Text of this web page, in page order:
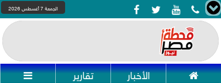
    الجمعة 7 أغسطس 2026
 الأخبار تقارير 